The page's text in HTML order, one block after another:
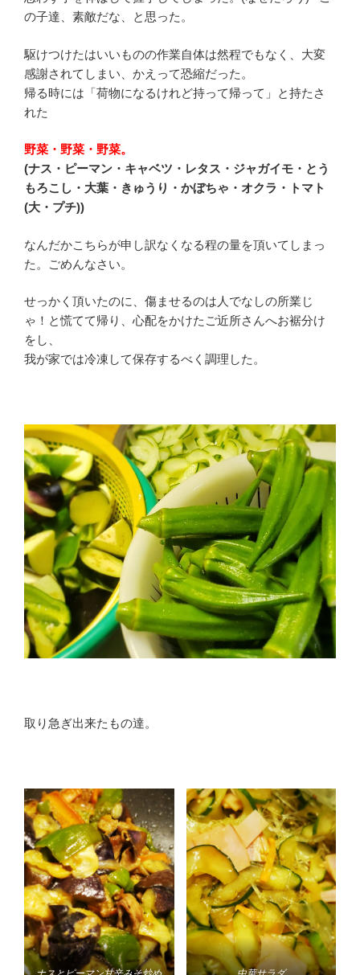
の子達、素敵だな、と思った。
駆けつけたはいいものの作業自体は然程でもなく、大変
感謝されてしまい、かえって恐縮だった。
帰る時には「荷物になるけれど持って帰って」と持たさ
れた
野菜・野菜・野菜。
(ナス・ピーマン・キャベツ・レタス・ジャガイモ・とう
もろこし・大葉・きゅうり・かぼちゃ・オクラ・トマト
(大・プチ))
なんだかこちらが申し訳なくなる程の量を頂いてしまっ
た。ごめんなさい。
せっかく頂いたのに、傷ませるのは人でなしの所業じ
ゃ！と慌てて帰り、心配をかけたご近所さんへお裾分け
をし、
我が家では冷凍して保存するべく調理した。
取り急ぎ出来たもの達。